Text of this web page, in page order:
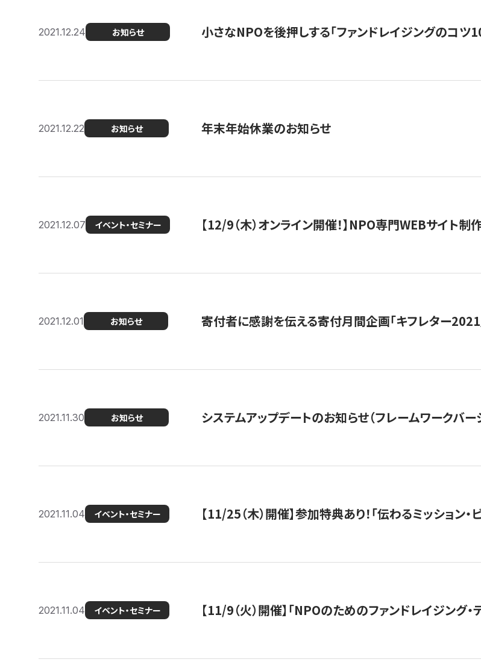
2021.12.24 お知らせ 小さなNPOを後押しする「ファンドレイジングのコツ
2021.12.22 お知らせ 年末年始休業のお知らせ
2021.12.07 イベント・セミナー 【12/9（木）オンライン開催！】NPO専門WEBサイト
2021.12.01 お知らせ 寄付者に感謝を伝える寄付月間企画「キフレター
2021.11.30 お知らせ システムアップデートのお知らせ（フレームワークバー
2021.11.04 イベント・セミナー 【11/25（木）開催】参加特典あり！「伝わるミッショ
2021.11.04 イベント・セミナー 【11/9（火）開催】「NPOのためのファンドレイジン